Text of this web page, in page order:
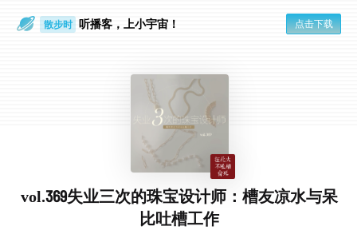
散步时 听播客，上小宇宙！ 点击下载
vol.369失业三次的珠宝设计师：槽友凉水与呆
比吐槽工作